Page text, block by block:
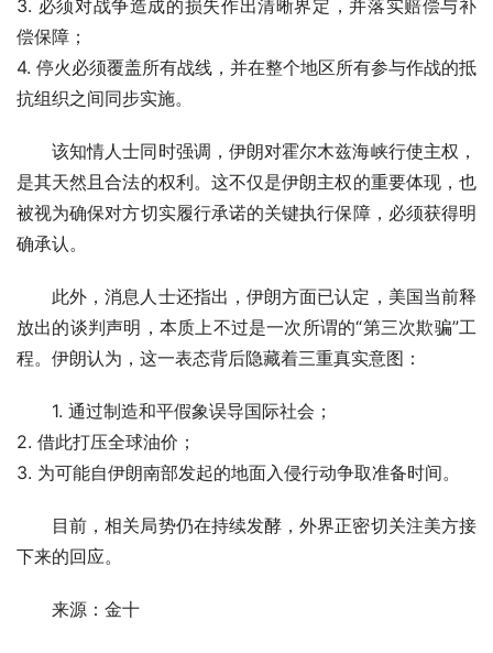
3. 必须对战争造成的损失作出清晰界定，并落实赔偿与补
偿保障；
4. 停火必须覆盖所有战线，并在整个地区所有参与作战的抵
抗组织之间同步实施。
该知情人士同时强调，伊朗对霍尔木兹海峡行使主权，
是其天然且合法的权利。这不仅是伊朗主权的重要体现，也
被视为确保对方切实履行承诺的关键执行保障，必须获得明
确承认。
此外，消息人士还指出，伊朗方面已认定，美国当前释
放出的谈判声明，本质上不过是一次所谓的“第三次欺骗”工
程。伊朗认为，这一表态背后隐藏着三重真实意图：
1. 通过制造和平假象误导国际社会；
2. 借此打压全球油价；
3. 为可能自伊朗南部发起的地面入侵行动争取准备时间。
目前，相关局势仍在持续发酵，外界正密切关注美方接
下来的回应。
来源：金十